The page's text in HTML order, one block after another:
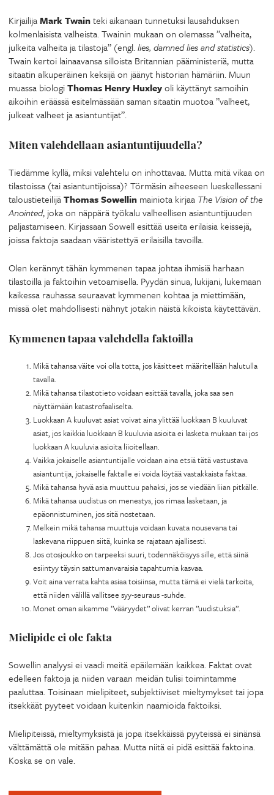
KirjailijaMark Twainteki aikanaan tunnetuksi lausahduksen
kolmenlaisista valheista. Twainin mukaan on olemassa ”valheita,
julkeita valheita ja tilastoja” (engl.lies, damned lies and statistics).
Twain kertoi lainaavansa silloista Britannian pääministeriä, mutta
sitaatin alkuperäinen keksijä on jäänyt historian hämäriin. Muun
muassa biologiThomas Henry Huxleyoli käyttänyt samoihin
aikoihin eräässä esitelmässään saman sitaatin muotoa ”valheet,
julkeat valheet ja asiantuntijat”.
Miten valehdellaan asiantuntijuudella?
Tiedämme kyllä, miksi valehtelu on inhottavaa. Mutta mitä vikaa on
tilastoissa (tai asiantuntijoissa)? Törmäsin aiheeseen lueskellessani
taloustieteilijäThomas Sowellin mainiota kirjaa The Vision of the
Anointed, joka on näppärä työkalu valheellisen asiantuntijuuden
paljastamiseen. Kirjassaan Sowell esittää useita erilaisia keissejä,
joissa faktoja saadaan vääristettyä erilaisilla tavoilla.
Olen kerännyt tähän kymmenen tapaa johtaa ihmisiä harhaan
tilastoilla ja faktoihin vetoamisella. Pyydän sinua, lukijani, lukemaan
kaikessa rauhassa seuraavat kymmenen kohtaa ja miettimään,
missä olet mahdollisesti nähnyt jotakin näistä kikoista käytettävän.
Kymmenen tapaa valehdella faktoilla
Mikä tahansa väite voi olla totta, jos käsitteet määritellään halutulla
tavalla.
Mikä tahansa tilastotieto voidaan esittää tavalla, joka saa sen
näyttämään katastrofaaliselta.
Luokkaan A kuuluvat asiat voivat aina ylittää luokkaan B kuuluvat
asiat, jos kaikkia luokkaan B kuuluvia asioita ei lasketa mukaan tai jos
luokkaan A kuuluvia asioita liioitellaan.
Vaikka jokaiselle asiantuntijalle voidaan aina etsiä tätä vastustava
asiantuntija, jokaiselle faktalle ei voida löytää vastakkaista faktaa.
Mikä tahansa hyvä asia muuttuu pahaksi, jos se viedään liian pitkälle.
Mikä tahansa uudistus on menestys, jos rimaa lasketaan, ja
epäonnistuminen, jos sitä nostetaan.
Melkein mikä tahansa muuttuja voidaan kuvata nousevana tai
laskevana riippuen siitä, kuinka se rajataan ajallisesti.
Jos otosjoukko on tarpeeksi suuri, todennäköisyys sille, että siinä
esiintyy täysin sattumanvaraisia tapahtumia kasvaa.
Voit aina verrata kahta asiaa toisiinsa, mutta tämä ei vielä tarkoita,
että niiden välillä vallitsee syy-seuraus -suhde.
Monet oman aikamme ”vääryydet” olivat kerran ”uudistuksia”.
Mielipide ei ole fakta
Sowellin analyysi ei vaadi meitä epäilemään kaikkea. Faktat ovat
edelleen faktoja ja niiden varaan meidän tulisi toimintamme
paaluttaa. Toisinaan mielipiteet, subjektiiviset mieltymykset tai jopa
itsekkäät pyyteet voidaan kuitenkin naamioida faktoiksi.
Mielipiteissä, mieltymyksistä ja jopa itsekkäissä pyyteissä ei sinänsä
välttämättä ole mitään pahaa. Mutta niitä ei pidä esittää faktoina.
Koska se on vale.